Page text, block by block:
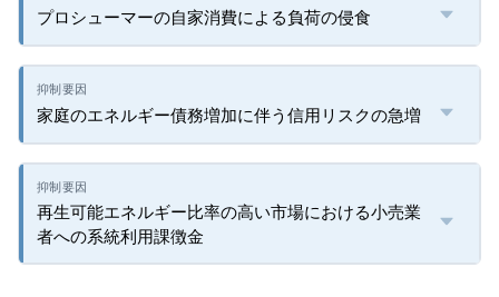
プロシューマーの自家消費による負荷の侵食
家庭のエネルギー債務増加に伴う信用リスクの急増
再生可能エネルギー比率の高い市場における小売業
者への系統利用課徴金